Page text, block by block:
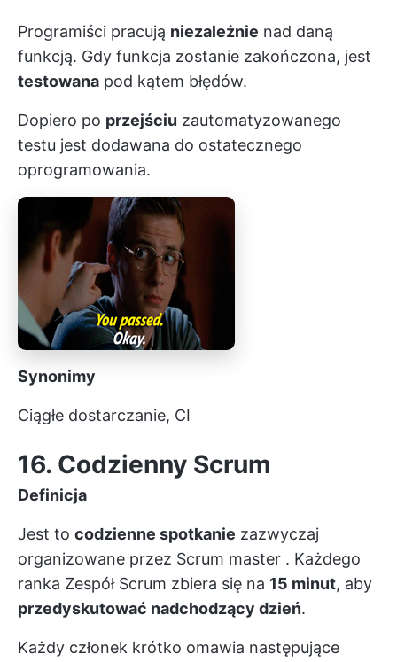
Programiści pracują niezależnie nad daną
funkcją. Gdy funkcja zostanie zakończona, jest
testowana pod kątem błędów.
Dopiero po przejściu zautomatyzowanego
testu jest dodawana do ostatecznego
oprogramowania.
Synonimy
Ciągłe dostarczanie, CI
16. Codzienny Scrum
Definicja
Jest to codzienne spotkanie zazwyczaj
organizowane przez Scrum master . Każdego
ranka Zespół Scrum zbiera się na 15 minut, aby
przedyskutować nadchodzący dzień.
Każdy członek krótko omawia następujące